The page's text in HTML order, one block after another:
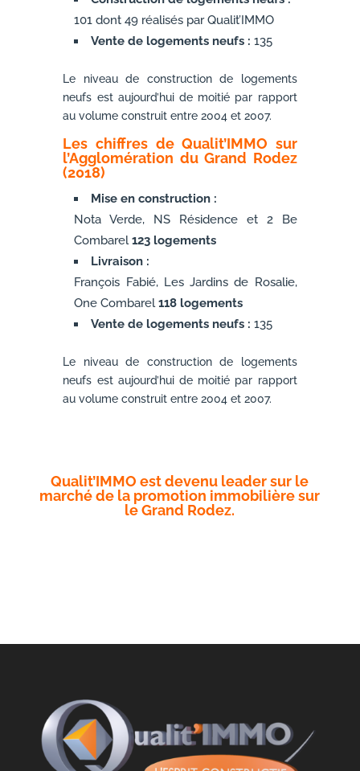
101 dont 49 réalisés par Qualit’IMMO
Vente de logements neufs : 135
Le niveau de construction de logements
neufs est aujourd’hui de moitié par rapport
au volume construit entre 2004 et 2007.
Les chiffres de Qualit’IMMO sur
l’Agglomération du Grand Rodez
(2018)
Mise en construction :
Nota Verde, NS Résidence et 2 Be
Combarel123 logements
Livraison :
François Fabié, Les Jardins de Rosalie,
One Combarel118 logements
Vente de logements neufs : 135
Le niveau de construction de logements
neufs est aujourd’hui de moitié par rapport
au volume construit entre 2004 et 2007.
Qualit’IMMO est devenu leader sur le
marché de la promotion immobilière sur
le Grand Rodez.